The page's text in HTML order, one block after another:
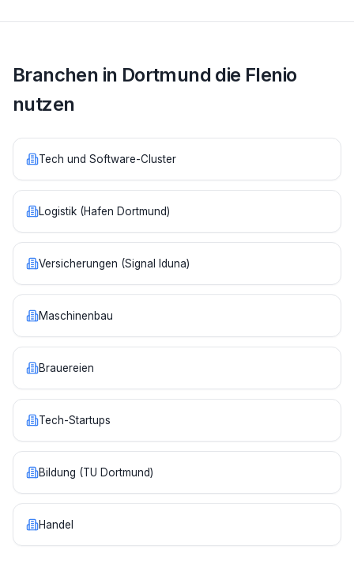
Branchen in Dortmund die Flenio
nutzen
Tech und Software-Cluster
Logistik (Hafen Dortmund)
Versicherungen (Signal Iduna)
Maschinenbau
Brauereien
Tech-Startups
Bildung (TU Dortmund)
Handel